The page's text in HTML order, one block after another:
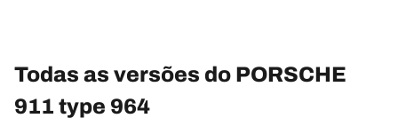
Todas as versões do PORSCHE
911 type 964